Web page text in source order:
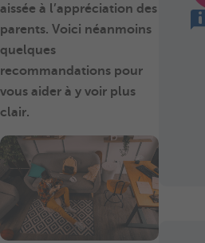
aissée à l’appréciation des
parents. Voici néanmoins
quelques
recommandations pour
vous aider à y voir plus
clair.